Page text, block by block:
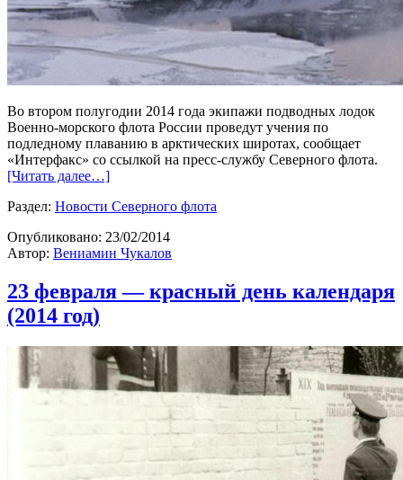
Во втором полугодии 2014 года экипажи подводных лодок
Военно-морского флота России проведут учения по
подледному плаванию в арктических широтах, сообщает
«Интерфакс» со ссылкой на пресс-службу Северного флота.
[Читать далее…]
Раздел: Новости Северного флота
Опубликовано: 23/02/2014
Автор: Вениамин Чукалов
23 февраля — красный день календаря
(2014 год)